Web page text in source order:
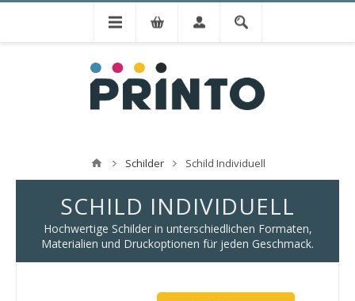
Schilder Schild Individuell
SCHILD INDIVIDUELL
Hochwertige Schilder in unterschiedlichen Formaten,
Materialien und Druckoptionen für jeden Geschmack.